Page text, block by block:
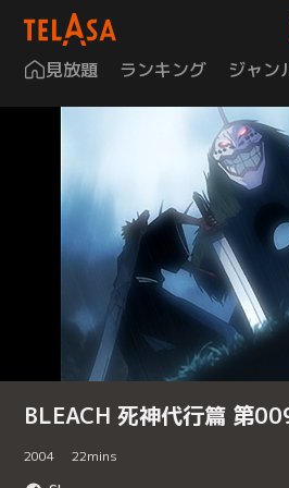
見放題 ランキング ジャン
BLEACH 死神代行篇 第
2004 22mins